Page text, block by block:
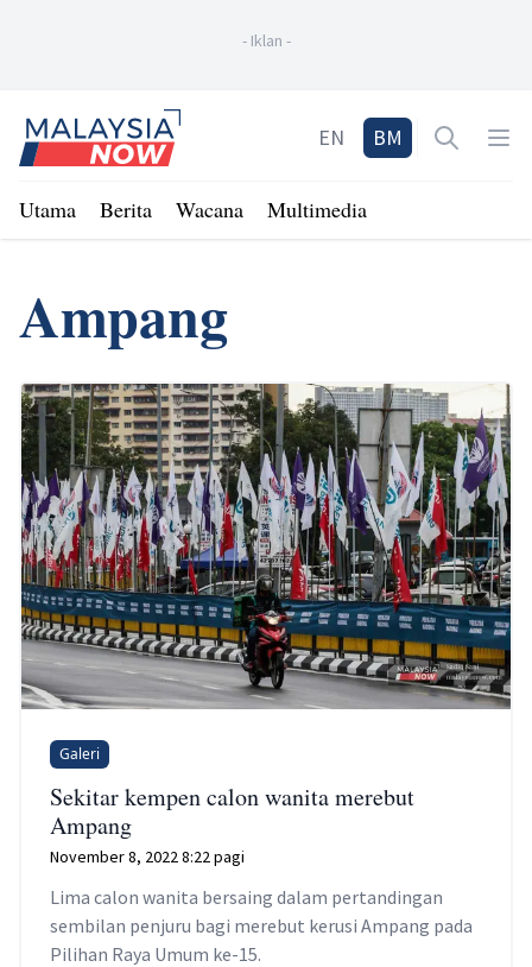
- Iklan -
Home
EN BM Open
Utama Berita Wacana Multimedia
Ampang
Galeri
Sekitar kempen calon wanita merebut
Ampang
November 8, 2022 8:22 pagi
Lima calon wanita bersaing dalam pertandingan
sembilan penjuru bagi merebut kerusi Ampang pada
Pilihan Raya Umum ke-15.